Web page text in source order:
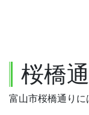
桜橋
富山市桜橋通りに